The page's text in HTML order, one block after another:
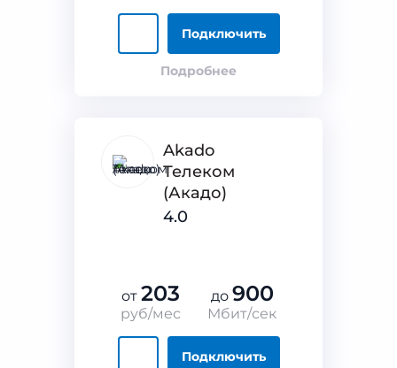
Подключить
Подробнее
Akado
Телеком
(Акадо)
4.0
от 203
руб/мес
до 900
Мбит/сек
Подключить